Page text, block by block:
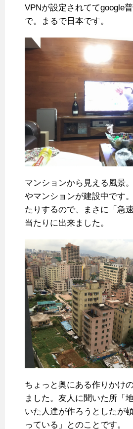
VPNが設定されててgoogle
で。まるで日本です。
マンションから見える風景
やマンションが建設中です
たりするので、まさに「急
当たりに出来ました。
ちょっと奥にある作りかけ
ました。友人に聞いた所「
いた人達が作ろうとしたが
っている」とのことです。